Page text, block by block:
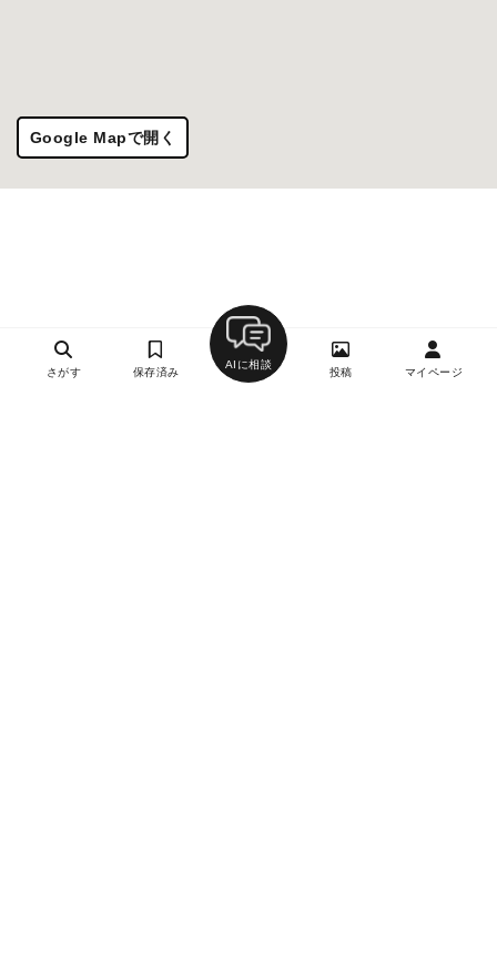
Google Mapで開く
さがす 保存済み
AIに相談
投稿 マイページ